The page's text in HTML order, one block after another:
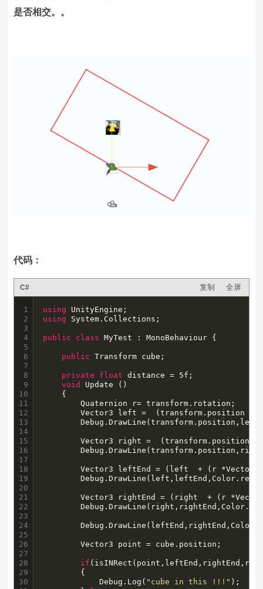
是否相交。。
代码：
C# 复制 全屏
1
2
3
4
5
6
7
8
9
10
11
12
13
14
15
16
17
18
19
20
21
22
23
24
25
26
27
28
29
30
using
using System.Collections;
public class MyTest : MonoBehaviour {
public Transform cube;
private float distance = 5f;
void
Update ()
		Quaternion r= transform.rotation;
		Vector3 left =  (transform.position  + (r *Vector3.left) * distance);
		Debug.DrawLine(transform.position,left,Color.red);
		Vector3 right =  (transform.position  + (r *Vector3.right) * distance);
		Debug.DrawLine(transform.position,right,Color.red);
		Vector3 leftEnd = (left  + (r *Vector3.forward) * distance);
		Debug.DrawLine(left,leftEnd,Color.red);
		Vector3 rightEnd = (right  + (r *Vector3.forward) * distance);
		Debug.DrawLine(right,rightEnd,Color.red);
		Debug.DrawLine(leftEnd,rightEnd,Color.red);
		Vector3 point = cube.position;
if
			Debug.Log(
"cube in this !!!" );